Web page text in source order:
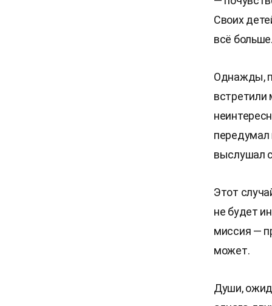
Своих
всё больше.
Однажды,
встретили
передумал
выслушал
Этот
не будет
миссия —
может.
Души,